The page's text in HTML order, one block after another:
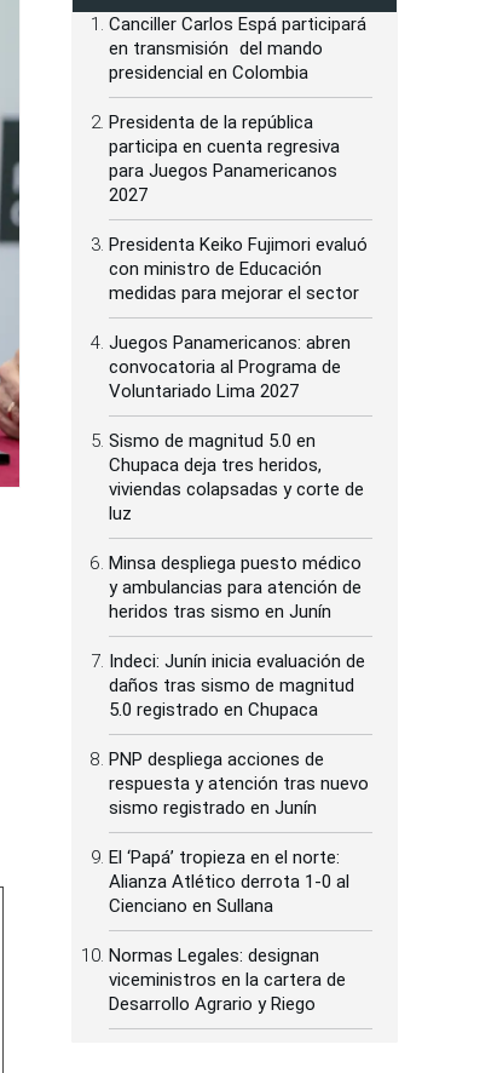
Canciller Carlos Espá participará
en transmisión del mando
presidencial en Colombia
Presidenta de la república
participa en cuenta regresiva
para Juegos Panamericanos
2027
Presidenta Keiko Fujimori evaluó
con ministro de Educación
medidas para mejorar el sector
Juegos Panamericanos: abren
convocatoria al Programa de
Voluntariado Lima 2027
Sismo de magnitud 5.0 en
Chupaca deja tres heridos,
viviendas colapsadas y corte de
luz
Minsa despliega puesto médico
y ambulancias para atención de
heridos tras sismo en Junín
Indeci: Junín inicia evaluación de
daños tras sismo de magnitud
5.0 registrado en Chupaca
PNP despliega acciones de
respuesta y atención tras nuevo
sismo registrado en Junín
El ‘Papá’ tropieza en el norte:
Alianza Atlético derrota 1-0 al
Cienciano en Sullana
Normas Legales: designan
viceministros en la cartera de
Desarrollo Agrario y Riego